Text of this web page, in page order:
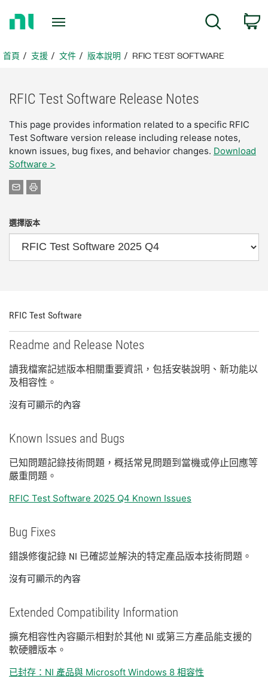
頁首頁 支援 文件 版本說明 RFIC TEST SOFTWARE
RFIC Test Software Release Notes
This page provides information related to a specific RFIC
Test Software version release including release notes,
known issues, bug fixes, and behavior changes. Download
Software >
選擇版本
RFIC Test Software
Readme and Release Notes
讀我檔案記述版本相關重要資訊， 包括安裝說明、 新功能以
及相容性。
沒有可顯示的內容
Known Issues and Bugs
已知問題記錄技術問題， 概括常見問題到 當機或停止回應等
嚴重問題。
RFIC Test Software 2025 Q4 Known Issues
Bug Fixes
錯誤修復記錄 NI 已確認並解決的特定產品版本技術問題。
沒有可顯示的內容
Extended Compatibility Information
擴充相容性內容顯示相對於其他 NI 或第三方產品能支援的
軟硬體版本。
已封存：NI 產品與 Microsoft Windows 8 相容性